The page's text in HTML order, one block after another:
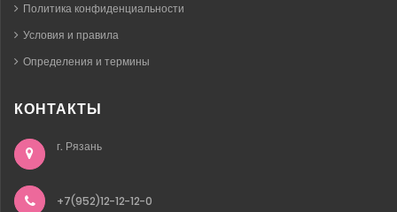
Политика конфиденциальности
Условия и правила
Определения и термины
КОНТАКТЫ
г. Рязань
+7(952)12-12-12-0